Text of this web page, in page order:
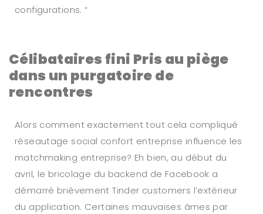
configurations. “
Célibataires fini Pris au piège
dans un purgatoire de
rencontres
Alors comment exactement tout cela compliqué
réseautage social confort entreprise influence les
matchmaking entreprise? Eh bien, au début du
avril, le bricolage du backend de Facebook a
démarré brièvement Tinder customers l’extérieur
du application. Certaines mauvaises âmes par